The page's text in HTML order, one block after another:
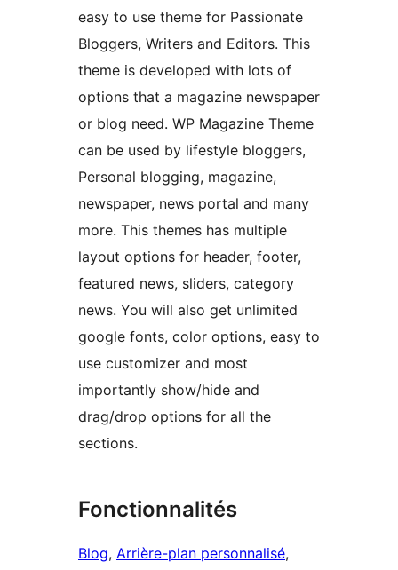
easy to use theme for Passionate
Bloggers, Writers and Editors. This
theme is developed with lots of
options that a magazine newspaper
or blog need. WP Magazine Theme
can be used by lifestyle bloggers,
Personal blogging, magazine,
newspaper, news portal and many
more. This themes has multiple
layout options for header, footer,
featured news, sliders, category
news. You will also get unlimited
google fonts, color options, easy to
use customizer and most
importantly show/hide and
drag/drop options for all the
sections.
Fonctionnalités
Blog, Arrière-plan personnalisé